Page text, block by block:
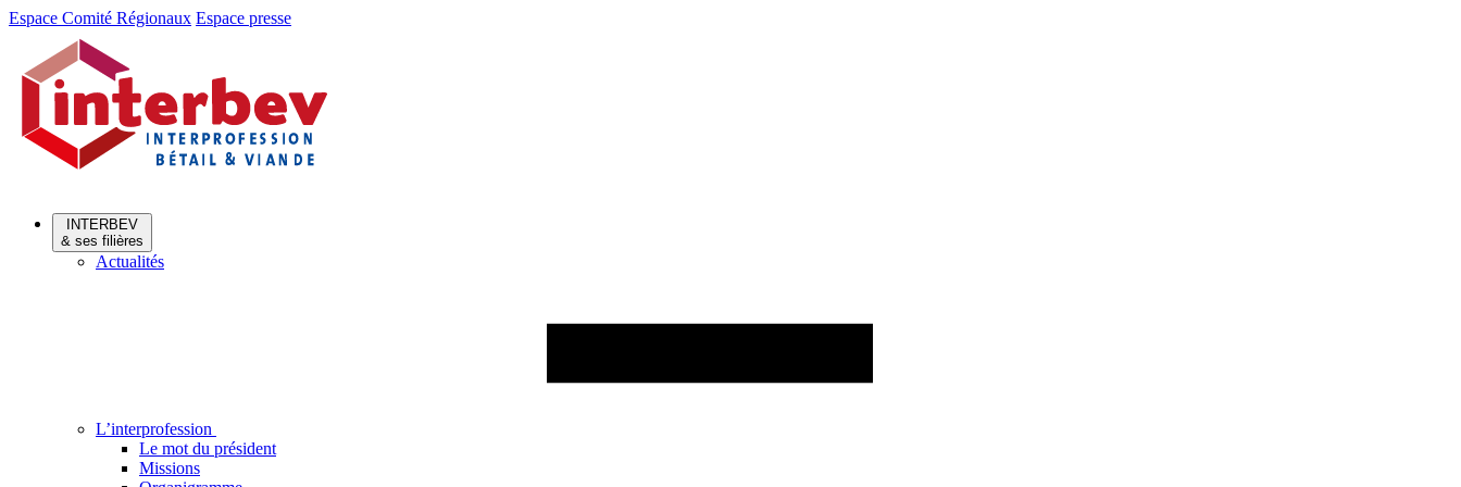
Aller
Aller
contenu
Espace Comité Régionaux Espace presse
INTERBEV
& ses filières
Actualités
L’interprofession
Le mot du président
Missions